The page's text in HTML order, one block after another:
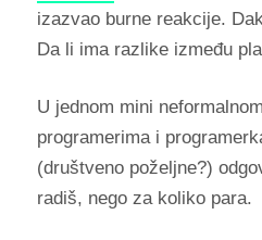
izazvao burne reakcije.
Da li ima razlike između
U jednom mini
programerima i
(društveno poželjne?)
radiš, nego za koliko para.